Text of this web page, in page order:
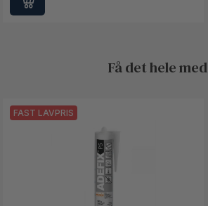
Få det hele med
FAST LAVPRIS